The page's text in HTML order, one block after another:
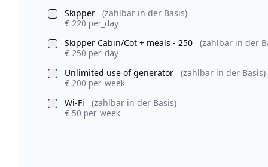
Skipper
(zahlbar in der Basis)
€ 220 per_day
Skipper Cabin/Cot + meals - 250
(zahlbar in der
€ 250 per_day
Unlimited use of generator
(zahlbar in der Basis)
€ 200 per_week
Wi-Fi
(zahlbar in der Basis)
€ 50 per_week